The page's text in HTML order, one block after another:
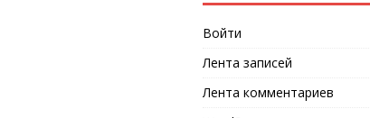
Войти
Лента записей
Лента комментариев